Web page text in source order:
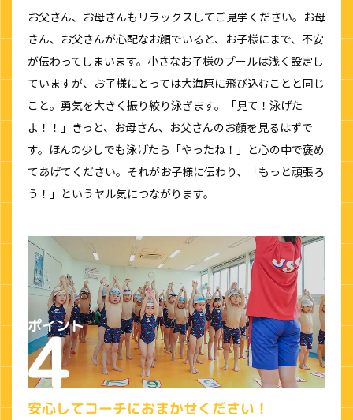
お父さん、お母さんもリラックスしてご見学ください。お母
さん、お父さんが心配なお顔でいると、お子様にまで、不安
が伝わってしまいます。小さなお子様のプールは浅く設定し
ていますが、お子様にとっては大海原に飛び込むことと同じ
こと。勇気を大きく振り絞り泳ぎます。「見て！泳げた
よ！！」きっと、お母さん、お父さんのお顔を見るはずで
す。ほんの少しでも泳げたら「やったね！」と心の中で褒め
てあげてください。それがお子様に伝わり、「もっと頑張ろ
う！」というヤル気につながります。
安心してコーチにおまかせください！